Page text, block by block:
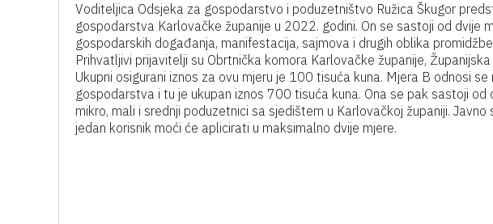
Voditeljica Odsjeka za gospodarstvo i poduzetništvo Ružica Škugor
gospodarstva Karlovačke županije u 2022. godini. On se sastoji od dvije
gospodarskih događanja, manifestacija, sajmova i drugih oblika
Prihvatljivi prijavitelji su Obrtnička komora Karlovačke županije,
Ukupni osigurani iznos za ovu mjeru je 100 tisuća kuna. Mjera B odnosi
gospodarstva i tu je ukupan iznos 700 tisuća kuna. Ona se pak sastoji od
mikro, mali i srednji poduzetnici sa sjedištem u Karlovačkoj županiji.
jedan korisnik moći će aplicirati u maksimalno dvije mjere.